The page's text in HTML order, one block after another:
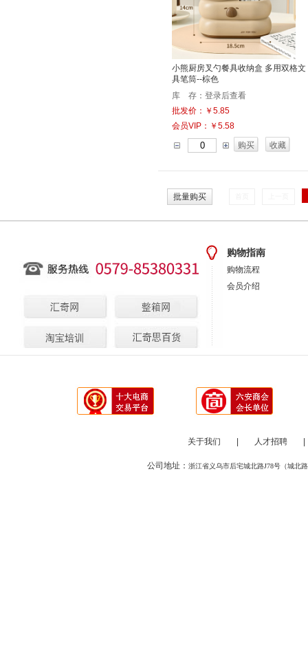
小熊厨房叉勺餐具收纳盒 多用双格文
具笔筒--棕色
库 存：登录后查看
批发价：￥5.85
会员VIP：￥5.58
购买
收藏
批量购买
购物指南
购物流程
会员介绍
关于我们 人才招聘
公司地址： 浙江省义乌市后宅城北路J78号（城北